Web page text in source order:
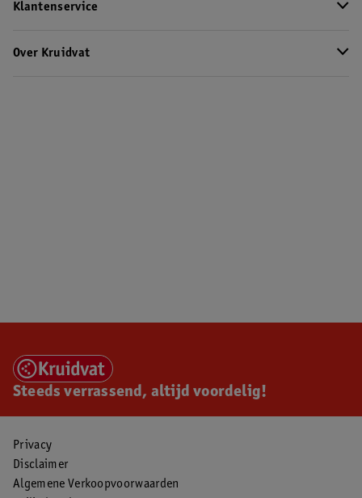
Klantenservice
Over Kruidvat
Steeds verrassend, altijd voordelig!
Privacy
Disclaimer
Algemene Verkoopvoorwaarden